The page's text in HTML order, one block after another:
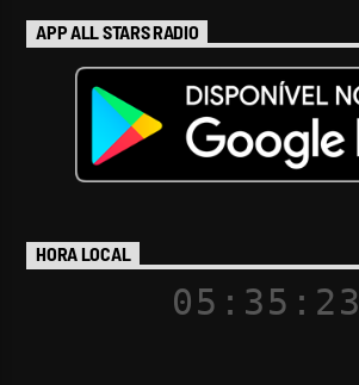
APP ALL STARS RADIO
HORA LOCAL
05:35:23